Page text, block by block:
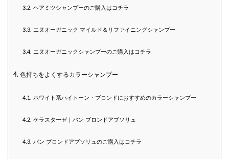
3.2. ヘアミツシャンプーのご購入はコチラ
3.3. エヌオーガニック マイルド＆リファイニングシャンプー
3.4. エヌオーガニックシャンプーのご購入はコチラ
4. 色持ちをよくするカラーシャンプー
4.1. ホワイト系ハイトーン・ブロンドにおすすめのカラーシャンプー
4.2. ケラスターゼ｜バン ブロンドアブソリュ
4.3. バン ブロンドアブソリュのご購入はコチラ